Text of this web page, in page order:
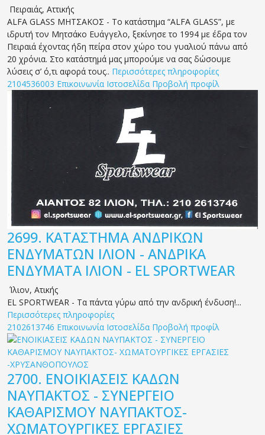
Πειραιάς, Αττικής
ALFA GLASS ΜΗΤΣΑΚΟΣ - Το κατάστημα “ALFA GLASS”, με
ιδρυτή τον Μητσάκο Ευάγγελο, ξεκίνησε το 1994 με έδρα τον
Πειραιά έχοντας ήδη πείρα στον χώρο του γυαλιού πάνω από
20 χρόνια. Στο κατάστημά μας μπορούμε να σας δώσουμε
λύσεις σ’ ό,τι αφορά τους.. Περισσότερες πληροφορίες
2104536003 Επικοινωνία Ιστοσελίδα Προβολή προφίλ
2699. ΚΑΤΑΣΤΗΜΑ ΑΝΔΡΙΚΩΝ
ΕΝΔΥΜΑΤΩΝ ΙΛΙΟΝ - ΑΝΔΡΙΚΑ
ΕΝΔΥΜΑΤΑ ΙΛΙΟΝ - EL SPORTWEAR
Ίλιον, Ατικής
EL SPORTWEAR - Τα πάντα γύρω από την ανδρική ένδυση!...
Περισσότερες πληροφορίες
2102613746 Επικοινωνία Ιστοσελίδα Προβολή προφίλ
2700. ΕΝΟΙΚΙΑΣΕΙΣ ΚΑΔΩΝ
ΝΑΥΠΑΚΤΟΣ - ΣΥΝΕΡΓΕΙΟ
ΚΑΘΑΡΙΣΜΟΥ ΝΑΥΠΑΚΤΟΣ-
ΧΩΜΑΤΟΥΡΓΙΚΕΣ ΕΡΓΑΣΙΕΣ